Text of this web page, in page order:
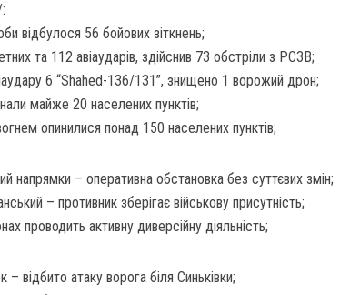
відбулося 56 бойових зіткнень;
та 112 авіаударів, здійснив 73 обстріли з РСЗВ;
6 “Shahed-136/131”, знищено 1 ворожий дрон;
майже 20 населених пунктів;
опинилися понад 150 населених пунктів;
напрямки – оперативна обстановка без суттєвих змін;
– противник зберігає військову присутність;
проводить активну диверсійну діяльність;
– відбито атаку ворога біля Синьківки;